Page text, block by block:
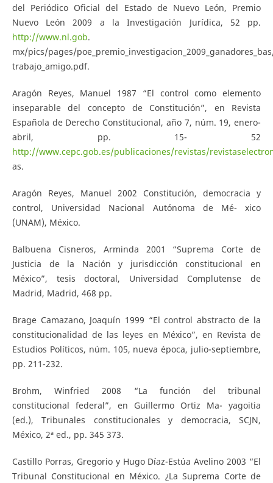
del Periódico Oficial del Estado de Nuevo León, Premio
Nuevo León 2009 a la Investigación Jurídica, 52 pp.
http://www.nl.gob.
mx/pics/pages/
trabajo_amigo.pdf.
Aragón Reyes, Manuel 1987 “El control como elemento
inseparable del concepto de Constitución”, en Revista
Española de Derecho Constitucional, año 7, núm. 19, enero-
abril, pp. 15- 52
http://www.cepc.gob.es/publicaciones/revistas/
as.
Aragón Reyes, Manuel 2002 Constitución, democracia y
control, Universidad Nacional Autónoma de Mé- xico
(UNAM), México.
Balbuena Cisneros, Arminda 2001 “Suprema Corte de
Justicia de la Nación y jurisdicción constitucional en
México”, tesis doctoral, Universidad Complutense de
Madrid, Madrid, 468 pp.
Brage Camazano, Joaquín 1999 “El control abstracto de la
constitucionalidad de las leyes en México”, en Revista de
Estudios Políticos, núm. 105, nueva época, julio-septiembre,
pp. 211-232.
Brohm, Winfried 2008 “La función del tribunal
constitucional federal”, en Guillermo Ortiz Ma- yagoitia
(ed.), Tribunales constitucionales y democracia, SCJN,
México, 2ª ed., pp. 345 373.
Castillo Porras, Gregorio y Hugo Díaz-Estúa Avelino 2003 “El
Tribunal Constitucional en México. ¿La Suprema Corte de